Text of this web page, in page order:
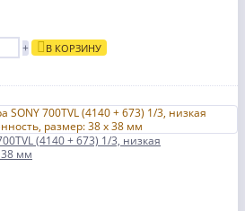
+ В КОРЗИНУ
(4140 + 673) 1/3, низкая
мм